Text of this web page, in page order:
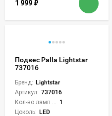
1 999 ₽
Подвес Palla Lightstar
737016
Бренд: Lightstar
Артикул: 737016
1
Цоколь: LED